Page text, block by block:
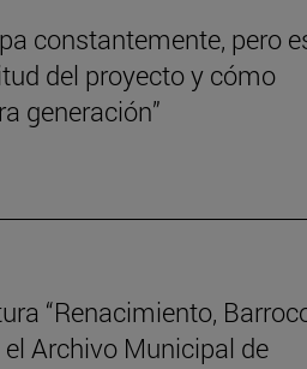
constantemente, pero
del proyecto y cómo
generación”
“Renacimiento,
Archivo Municipal de